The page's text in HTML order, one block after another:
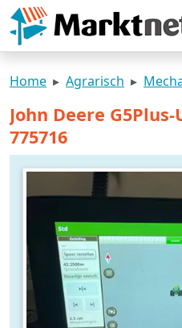
Home Agrarisch
John Deere
775716